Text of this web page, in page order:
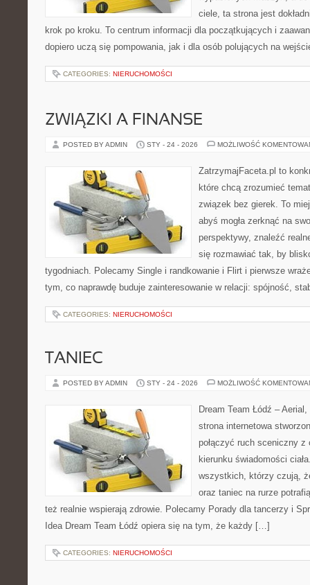
ciele, ta strona jest
krok po kroku. To centrum informacji dla początkujących i
dopiero uczą się pompowania, jak i dla osób polujących na
CATEGORIES: NIERUCHOMOŚCI
ZWIĄZKI A FINANSE
POSTED BY ADMIN STY - 24 - 2026 MOŻLIWOŚĆ
ZatrzymajFaceta.pl to
które chcą zrozumieć
związek bez gierek. To
abyś mogła zerknąć na
perspektywy, znaleźć
się rozmawiać tak, by
tygodniach. Polecamy Single i randkowanie i Flirt i pierwsze
tym, co naprawdę buduje zainteresowanie w relacji: spójność,
CATEGORIES: NIERUCHOMOŚCI
TANIEC
POSTED BY ADMIN STY - 24 - 2026 MOŻLIWOŚĆ
Dream Team Łódź –
strona internetowa
połączyć ruch sceniczny
kierunku świadomości
wszystkich, którzy czują,
oraz taniec na rurze
też realnie wspierają zdrowie. Polecamy Porady dla tancerzy i
Idea Dream Team Łódź opiera się na tym, że każdy […]
CATEGORIES: NIERUCHOMOŚCI